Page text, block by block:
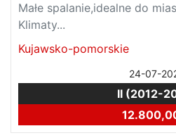
Małe spalanie,idealne do
Klimaty...
Kujawsko-pomorskie
24-07-
II (2012-